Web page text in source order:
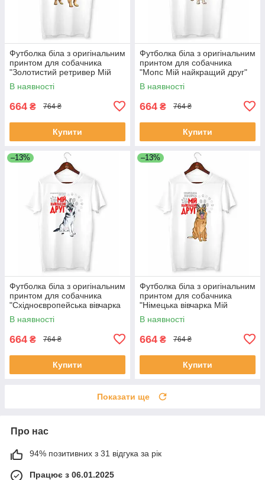
Футболка біла з оригінальним
принтом для собачника
"Золотистий ретривер Мій
найкращий друг" Push IT
В наявності
664 ₴ 764 ₴
Купити
Футболка біла з оригінальним
принтом для собачника
"Мопс Мій найкращий друг"
Push IT
В наявності
664 ₴ 764 ₴
Купити
–13%
Футболка біла з оригінальним
принтом для собачника
"Східноєвропейська вівчарка
Мій найкращий друг" Push IT
В наявності
664 ₴ 764 ₴
Купити
–13%
Футболка біла з оригінальним
принтом для собачника
"Німецька вівчарка Мій
найкращий друг" Push IT
В наявності
664 ₴ 764 ₴
Купити
Показати ще
Про нас
94% позитивних з 31 відгука за рік
Працює з 06.01.2025